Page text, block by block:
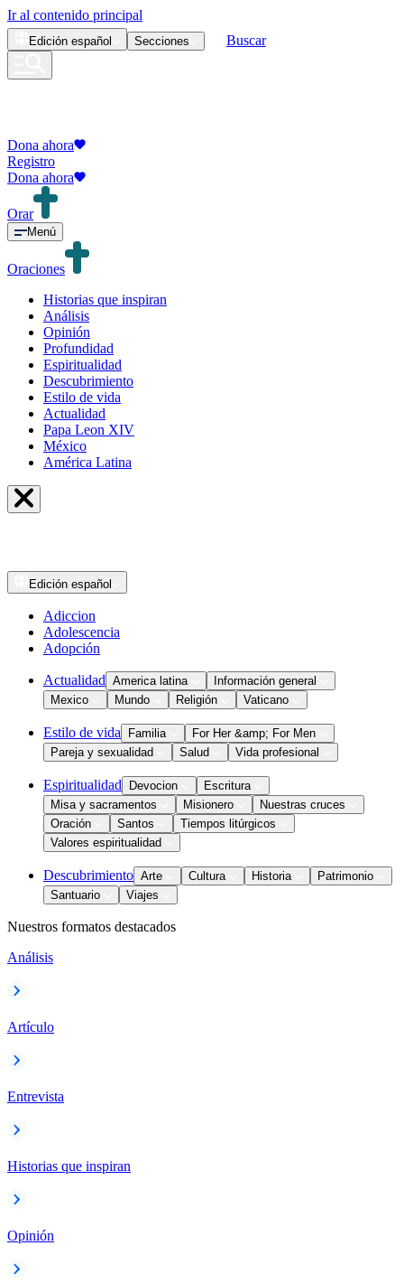
Ir al contenido principal
Edición español Secciones Buscar
Dona ahora
Registro
Dona ahora
Orar
Menú
Oraciones
Historias que inspiran
Análisis
Opinión
Profundidad
Espiritualidad
Descubrimiento
Estilo de vida
Actualidad
Papa Leon XIV
México
América Latina
Edición español
Adiccion
Adolescencia
Adopción
Actualidad America latina
Información general
Mexico
Mundo Religión Vaticano
Estilo de vida Familia
For Her &amp; For Men
Pareja y sexualidad
Salud Vida profesional
Espiritualidad Devocion
Escritura
Misa y sacramentos
Misionero
Nuestras cruces
Oración
Santos
Tiempos litúrgicos
Valores espiritualidad
Descubrimiento Arte Cultura Historia
Patrimonio
Santuario
Viajes
Nuestros formatos destacados
Análisis
Artículo
Entrevista
Historias que inspiran
Opinión